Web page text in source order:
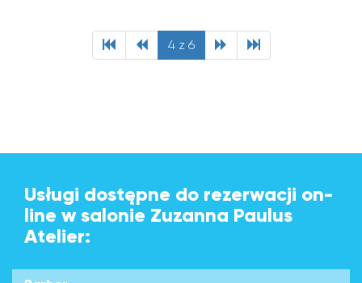
4 z 6
Usługi dostępne do rezerwacji on-
line w salonie Zuzanna Paulus
Atelier: